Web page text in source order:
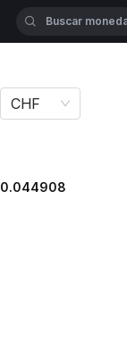
CHF
0.044908